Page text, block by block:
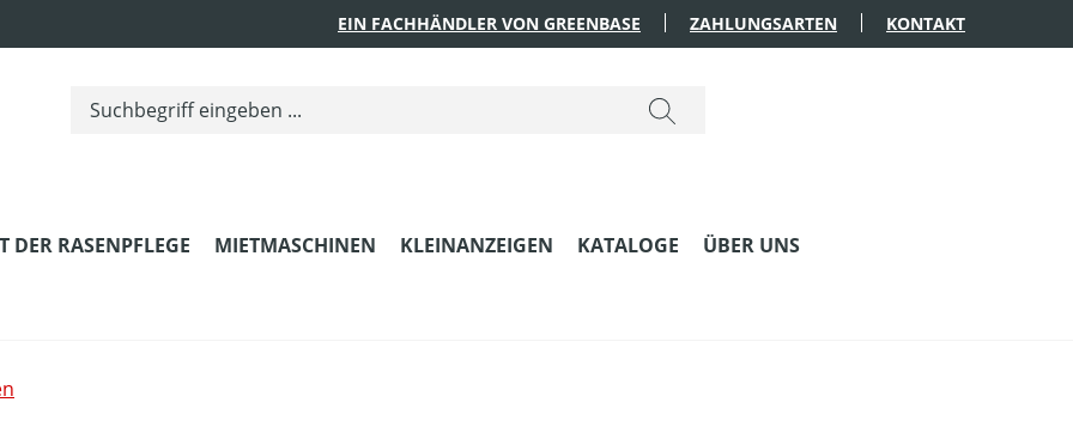
EIN FACHHÄNDLER VON GREENBASE ZAHLUNGSARTEN KONTAKT
DER RASENPFLEGE MIETMASCHINEN KLEINANZEIGEN KATALOGE ÜBER UNS